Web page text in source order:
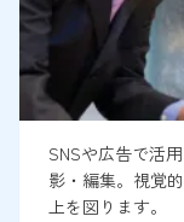
SNSや広告で活
影・編集。視覚
上を図ります。